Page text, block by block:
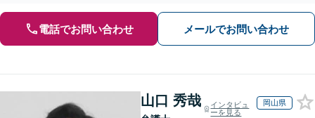
電話でお問い合わせ メールでお問い合わせ
山口 秀哉
インタビュ
ーを見る
岡山県